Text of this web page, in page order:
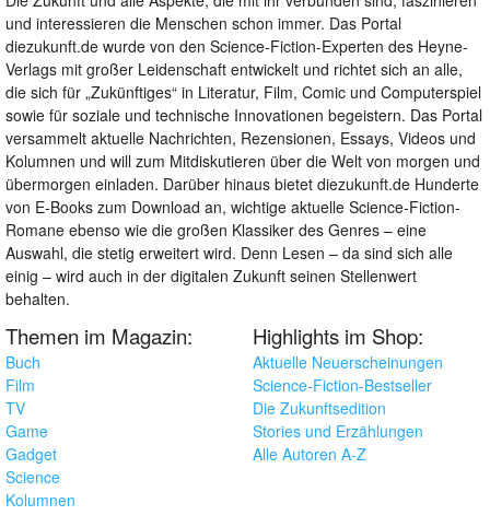
und interessieren die Menschen schon immer. Das Portal
diezukunft.de wurde von den Science-Fiction-Experten des Heyne-
Verlags mit großer Leidenschaft entwickelt und richtet sich an alle,
die sich für „Zukünftiges“ in Literatur, Film, Comic und Computerspiel
sowie für soziale und technische Innovationen begeistern. Das Portal
versammelt aktuelle Nachrichten, Rezensionen, Essays, Videos und
Kolumnen und will zum Mitdiskutieren über die Welt von morgen und
übermorgen einladen. Darüber hinaus bietet diezukunft.de Hunderte
von E-Books zum Download an, wichtige aktuelle Science-Fiction-
Romane ebenso wie die großen Klassiker des Genres – eine
Auswahl, die stetig erweitert wird. Denn Lesen – da sind sich alle
einig – wird auch in der digitalen Zukunft seinen Stellenwert
behalten.
Themen im Magazin:
Buch
Film
TV
Game
Gadget
Science
Kolumnen
Highlights im Shop:
Aktuelle Neuerscheinungen
Science-Fiction-Bestseller
Die Zukunftsedition
Stories und Erzählungen
Alle Autoren A-Z